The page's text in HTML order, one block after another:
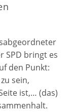
SPD bringt es
den Punkt:
sein,
ist,… (das)